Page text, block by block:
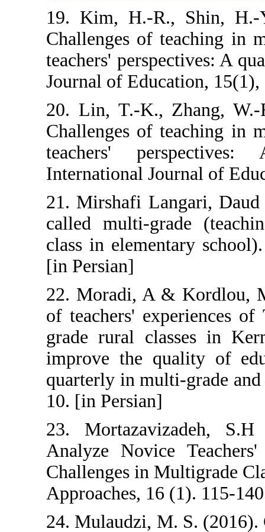
19. Kim, H.-
Challenges of
teachers'
Journal of
20. Lin, T.-K.,
Challenges of
teachers'
International
21. Mirshafi
called multi-
class in
22. Moradi, A
of teachers'
grade rural
improve the
quarterly in
10. [in Persian]
23.
Analyze
Challenges in
Approaches, 16
24. Mulaudzi,